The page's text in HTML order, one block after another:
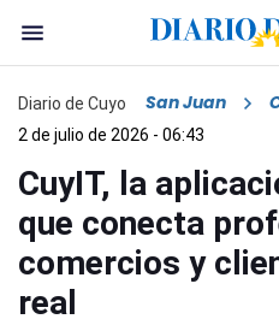
Diario de Cuyo San Juan
2 de julio de 2026 - 06:43
CuyIT, la
que conecta
comercios y
real